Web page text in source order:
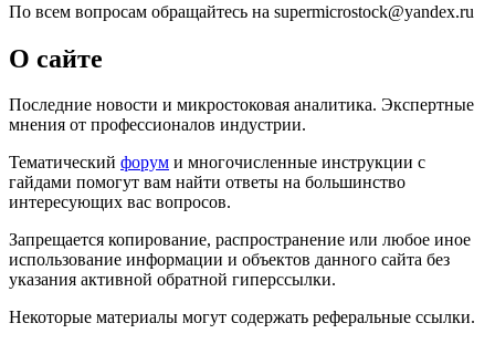
По всем вопросам обращайтесь на supermicrostock@yandex.ru
О сайте
Последние новости и микростоковая аналитика. Экспертные
мнения от профессионалов индустрии.
Тематический форум и многочисленные инструкции с
гайдами помогут вам найти ответы на большинство
интересующих вас вопросов.
Запрещается копирование, распространение или любое иное
использование информации и объектов данного сайта без
указания активной обратной гиперссылки.
Некоторые материалы могут содержать реферальные ссылки.